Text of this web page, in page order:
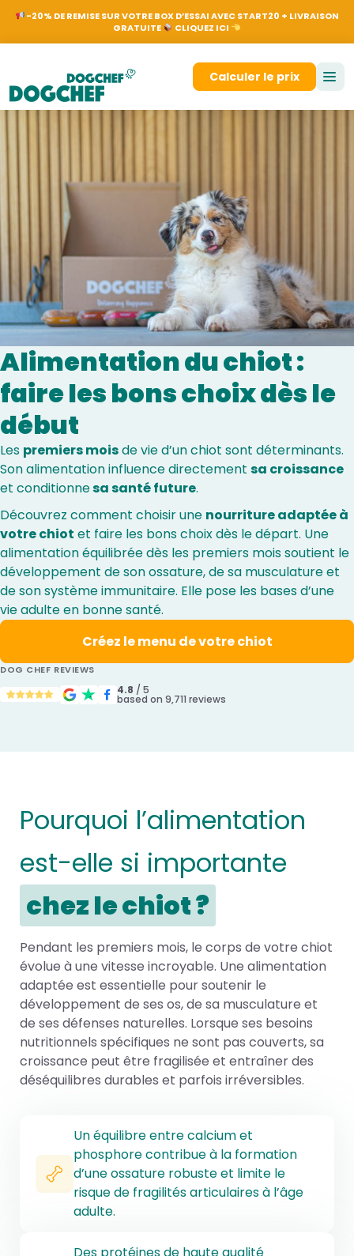
-20% DE REMISE SUR VOTRE BOX D’ESSAI AVEC START20 + LIVRAISON
GRATUITE
CLIQUEZ ICI
Calculer le prix
Se connecter
Alimentation du chiot :
faire les bons choix dès le
début
Les premiers moisde vie d’un chiot sont déterminants.
Son alimentation influence directement sa croissance
et conditionnesa santé future.
Découvrez comment choisir une nourriture adaptée à
votre chiot et faire les bons choix dès le départ. Une
alimentation équilibrée dès les premiers mois soutient le
développement de son ossature, de sa musculature et
de son système immunitaire. Elle pose les bases d’une
vie adulte en bonne santé.
Créez le menu de votre chiot
DOG CHEF REVIEWS
4.8 / 5
based on 9,711 reviews
Pourquoi l’alimentation
est-elle si importante
chez le chiot ?
Pendant les premiers mois, le corps de votre chiot
évolue à une vitesse incroyable. Une alimentation
adaptée est essentielle pour soutenir le
développement de ses os, de sa musculature et
de ses défenses naturelles. Lorsque ses besoins
nutritionnels spécifiques ne sont pas couverts, sa
croissance peut être fragilisée et entraîner des
déséquilibres durables et parfois irréversibles.
Un équilibre entre calcium et
phosphore contribue à la formation
d’une ossature robuste et limite le
risque de fragilités articulaires à l’âge
adulte.
Des protéines de haute qualité